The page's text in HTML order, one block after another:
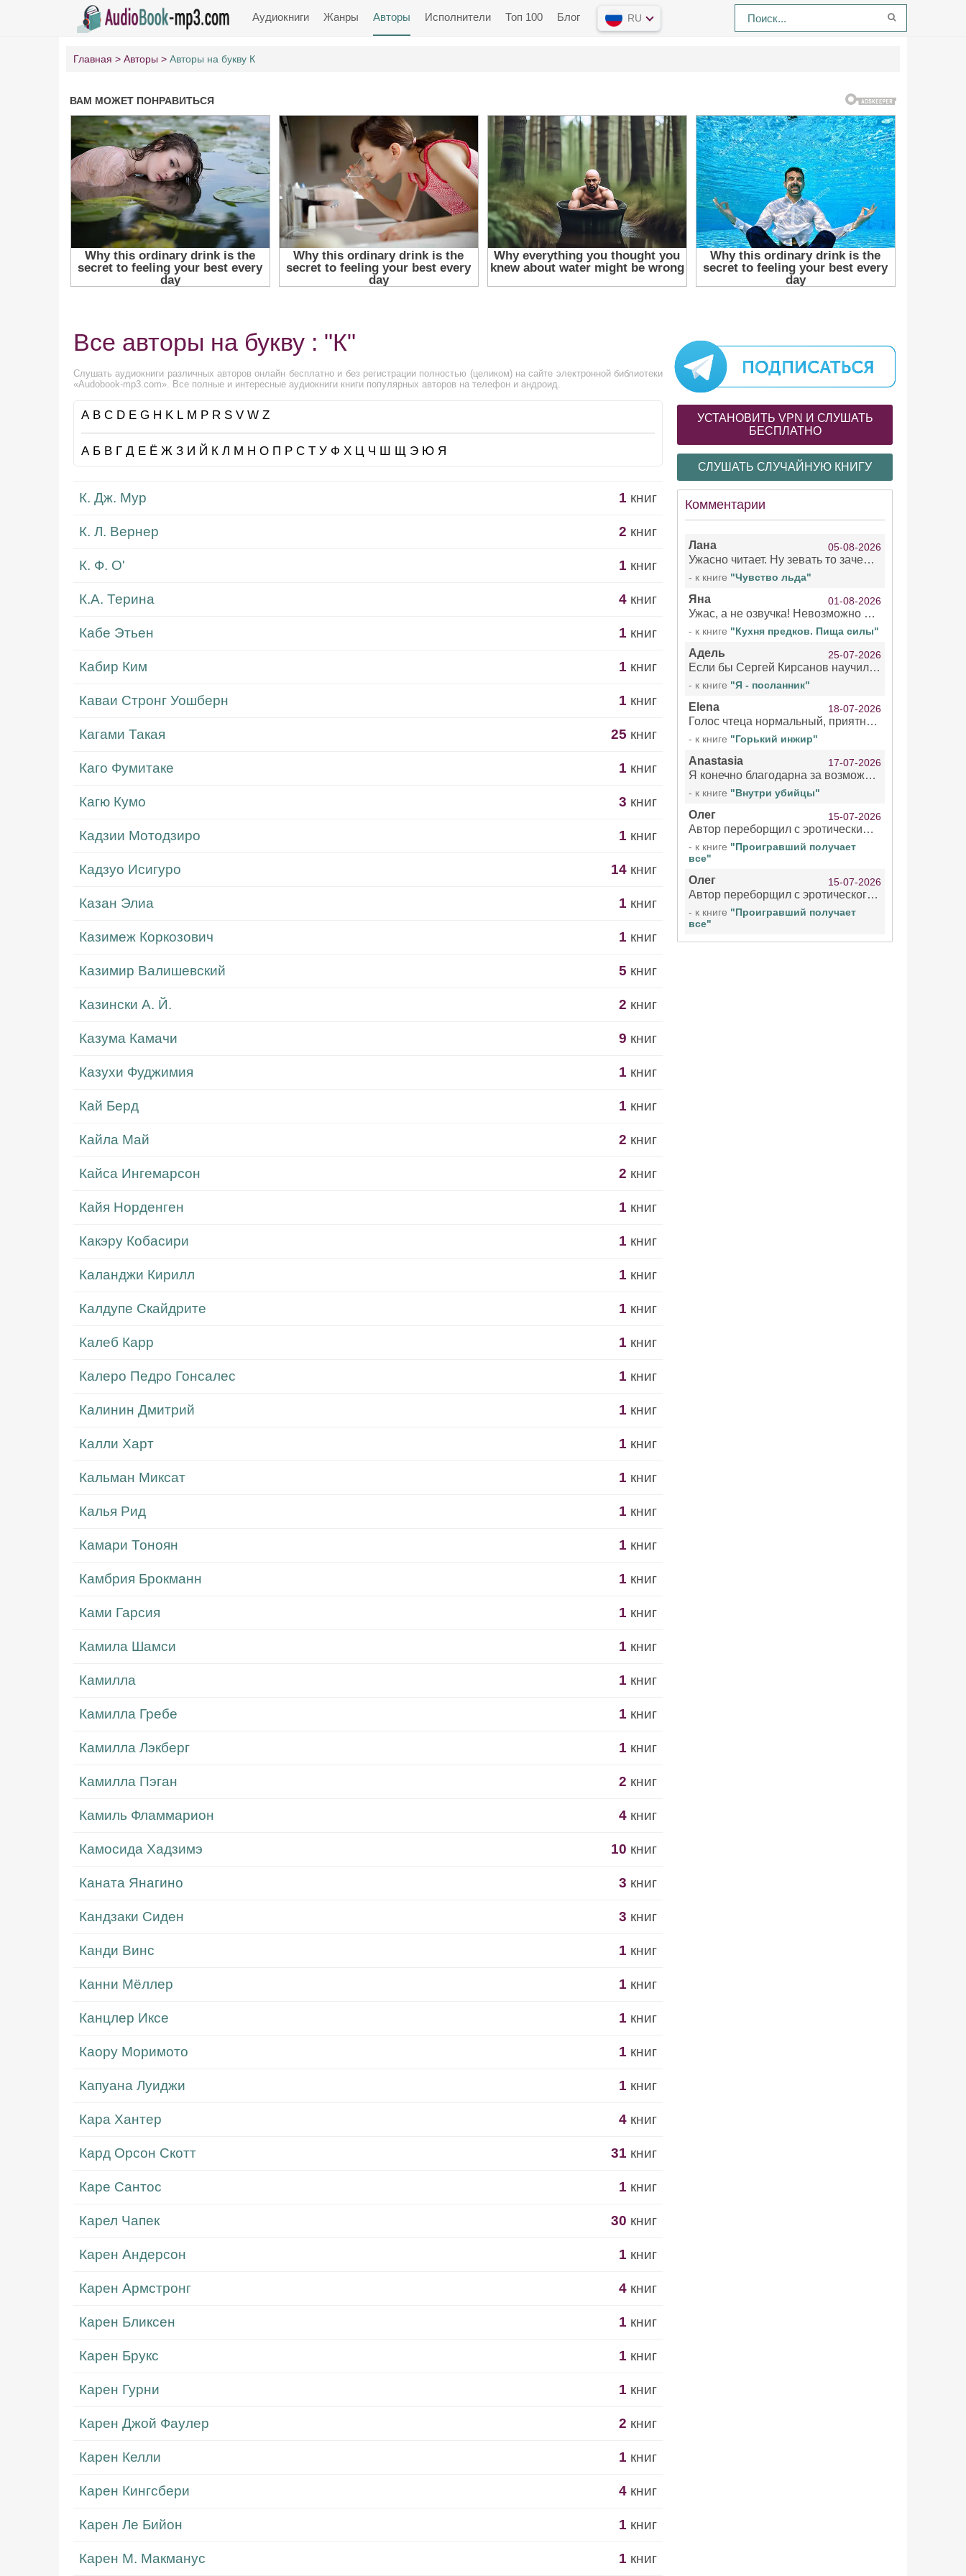
Аудиокниги Жанры Авторы Исполнители Топ 100 Блог RU
Главная Авторы Авторы на букву К
Все авторы на букву : "К"
Слушать аудиокниги различных авторов онлайн бесплатно и без регистрации полностью (целиком) на сайте электронной библиотеки
«Audobook-mp3.com». Все полные и интересные аудиокниги книги популярных авторов на телефон и андроид.
A B C D E G H K L M P R S V W Z
А Б В Г Д Е Ё Ж З И Й К Л М Н О П Р С Т У Ф Х Ц Ч Ш Щ Э Ю Я
К. Дж. Мур 1 книг
К. Л. Вернер 2 книг
К. Ф. О' 1 книг
К.А. Терина 4 книг
Кабе Этьен 1 книг
Кабир Ким 1 книг
Каваи Стронг Уошберн 1 книг
Кагами Такая 25 книг
Каго Фумитаке 1 книг
Кагю Кумо 3 книг
Кадзии Мотодзиро 1 книг
Кадзуо Исигуро 14 книг
Казан Элиа 1 книг
Казимеж Коркозович 1 книг
Казимир Валишевский 5 книг
Казински А. Й. 2 книг
Казума Камачи 9 книг
Казухи Фуджимия 1 книг
Кай Берд 1 книг
Кайла Май 2 книг
Кайса Ингемарсон 2 книг
Кайя Норденген 1 книг
Какэру Кобасири 1 книг
Каланджи Кирилл 1 книг
Калдупе Скайдрите 1 книг
Калеб Карр 1 книг
Калеро Педро Гонсалес 1 книг
Калинин Дмитрий 1 книг
Калли Харт 1 книг
Кальман Миксат 1 книг
Калья Рид 1 книг
Камари Тоноян 1 книг
Камбрия Брокманн 1 книг
Ками Гарсия 1 книг
Камила Шамси 1 книг
Камилла 1 книг
Камилла Гребе 1 книг
Камилла Лэкберг 1 книг
Камилла Пэган 2 книг
Камиль Фламмарион 4 книг
Камосида Хадзимэ 10 книг
Каната Янагино 3 книг
Кандзаки Сиден 3 книг
Канди Винс 1 книг
Канни Мёллер 1 книг
Канцлер Иксе 1 книг
Каору Моримото 1 книг
Капуана Луиджи 1 книг
Кара Хантер 4 книг
Кард Орсон Скотт 31 книг
Каре Сантос 1 книг
Карел Чапек 30 книг
Карен Андерсон 1 книг
Карен Армстронг 4 книг
Карен Бликсен 1 книг
Карен Брукс 1 книг
Карен Гурни 1 книг
Карен Джой Фаулер 2 книг
Карен Келли 1 книг
Карен Кингсбери 4 книг
Карен Ле Бийон 1 книг
Карен М. Макманус 1 книг
УСТАНОВИТЬ VPN И СЛУШАТЬ
БЕСПЛАТНО
СЛУШАТЬ СЛУЧАЙНУЮ КНИГУ
Комментарии
Лана 05-08-2026
Ужасно читает. Ну зевать то зачем. Уже не говорю, что ударения ставит, как хочет.
- к книге "Чувство льда"
Яна 01-08-2026
Ужас, а не озвучка! Невозможно вникать в смысл текста из за кривляний чтеца
- к книге "Кухня предков. Пища силы"
Адель 25-07-2026
Если бы Сергей Кирсанов научился не сглатывать каждые 1-2 минуты слюну, так что слышно в микрофоне и, что вызывает отвращение, то мелжно было бы слушать.
- к книге "Я - посланник"
Elena 18-07-2026
Голос чтеца нормальный, приятный тембр. Мне очень понравилось озвучивание рассказа. Очень странный отзыв Надежды. Может у неё что-то с нервами?
- к книге "Горький инжир"
Anastasia 17-07-2026
Я конечно благодарна за возможность бесплатно слушать книги даже новинки , но чтение этой книги просто ужасно
- к книге "Внутри убийцы"
Олег 15-07-2026
Автор переборщил с эротическими сценами. Похоже, с этим у него проблемы.
- к книге "Проигравший получает
все"
Олег 15-07-2026
Автор переборщил с эротического сценами. Похоже, с этим у него проблемы.
- к книге "Проигравший получает
все"